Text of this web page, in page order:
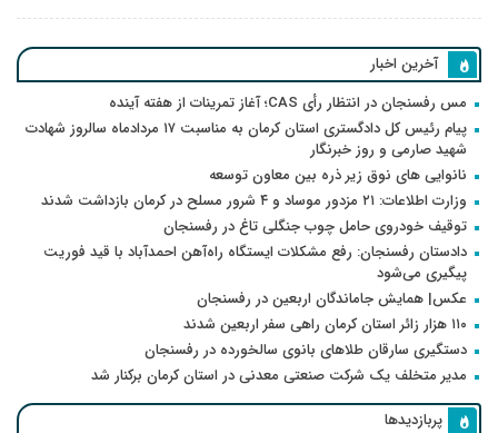
آخرین اخبار
مس رفسنجان در انتظار رأی CAS؛ آغاز تمرینات از هفته آینده
پیام رئیس کل دادگستری استان کرمان به مناسبت ۱۷ مردادماه سالروز شهادت
شهید صارمی و روز خبرنگار
نانوایی های نوق زیر ذره بین معاون توسعه
وزارت اطلاعات: ۲۱ مزدور موساد و ۴ شرور مسلح در کرمان بازداشت شدند
توقیف خودروی حامل چوب جنگلی تاغ در رفسنجان
دادستان رفسنجان: رفع مشکلات ایستگاه راه‌آهن احمدآباد با قید فوریت
پیگیری می‌شود
عکس| همایش جاماندگان اربعین در رفسنجان
۱۱۰ هزار زائر استان کرمان راهی سفر اربعین شدند
دستگیری سارقان طلاهای بانوی سالخورده در رفسنجان
مدیر متخلف یک شرکت صنعتی معدنی در استان کرمان برکنار شد
پربازدیدها